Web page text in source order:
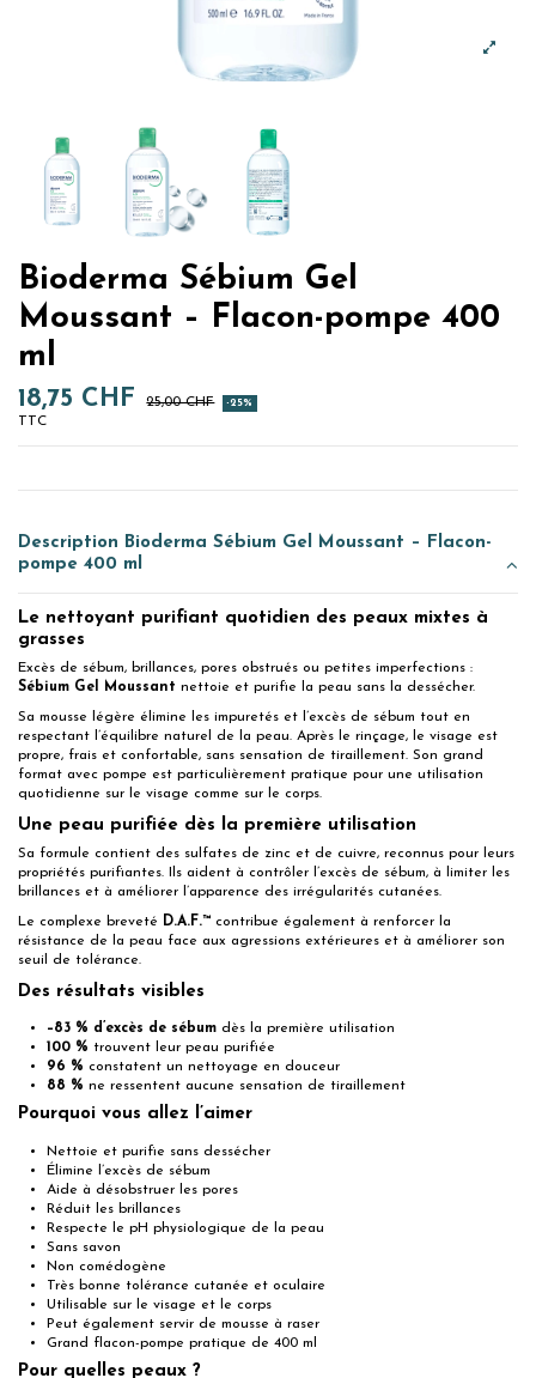
Bioderma Sébium Gel
Moussant – Flacon-pompe 400
ml
18,75 CHF 25,00 CHF -25%
TTC
Description Bioderma Sébium Gel Moussant – Flacon-
pompe 400 ml
Le nettoyant purifiant quotidien des peaux mixtes à
grasses
Excès de sébum, brillances, pores obstrués ou petites imperfections :
Sébium Gel Moussant nettoie et purifie la peau sans la dessécher.
Sa mousse légère élimine les impuretés et l’excès de sébum tout en
respectant l’équilibre naturel de la peau. Après le rinçage, le visage est
propre, frais et confortable, sans sensation de tiraillement. Son grand
format avec pompe est particulièrement pratique pour une utilisation
quotidienne sur le visage comme sur le corps.
Une peau purifiée dès la première utilisation
Sa formule contient des sulfates de zinc et de cuivre, reconnus pour leurs
propriétés purifiantes. Ils aident à contrôler l’excès de sébum, à limiter les
brillances et à améliorer l’apparence des irrégularités cutanées.
Le complexe breveté D.A.F.™ contribue également à renforcer la
résistance de la peau face aux agressions extérieures et à améliorer son
seuil de tolérance.
Des résultats visibles
–83 % d’excès de sébum dès la première utilisation
100 % trouvent leur peau purifiée
96 % constatent un nettoyage en douceur
88 % ne ressentent aucune sensation de tiraillement
Pourquoi vous allez l’aimer
Nettoie et purifie sans dessécher
Élimine l’excès de sébum
Aide à désobstruer les pores
Réduit les brillances
Respecte le pH physiologique de la peau
Sans savon
Non comédogène
Très bonne tolérance cutanée et oculaire
Utilisable sur le visage et le corps
Peut également servir de mousse à raser
Grand flacon-pompe pratique de 400 ml
Pour quelles peaux ?